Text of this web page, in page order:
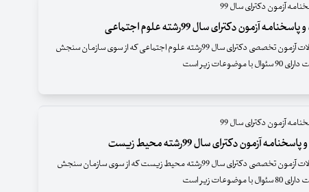
آزمون دکترای سال 99
آزمون دکترای سال 99رشته علوم اجتماعی
دفترچه سئوالات آزمون تخصصی دکترای سال 99رشته علوم اجتماعی که از سوی سازمان سنجش
موضوعات زیر است
آزمون دکترای سال 99
آزمون دکترای سال 99رشته محیط زیست
دفترچه سئوالات آزمون تخصصی دکترای سال 99رشته محیط زیست که از سوی سازمان سنجش
موضوعات زیر است